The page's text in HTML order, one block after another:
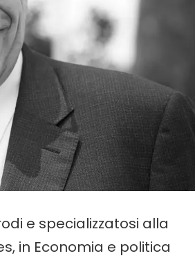
e specializzatosi alla
in Economia e politica